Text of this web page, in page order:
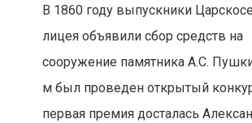
В 1860 году выпускники
лицея объявили сбор средств на
сооружение памятника А.С.
м был проведен открытый
первая премия досталась